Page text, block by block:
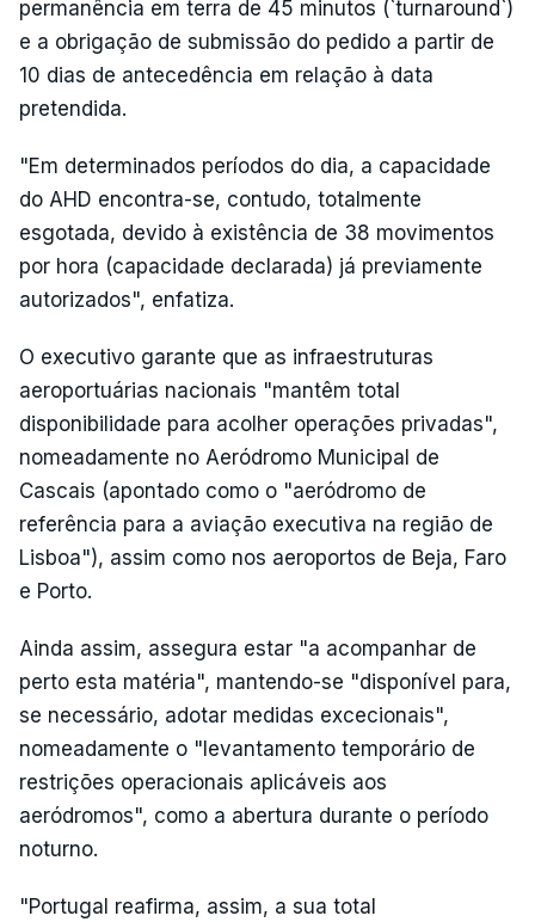
permanência em terra de 45 minutos (`turnaround`)
e a obrigação de submissão do pedido a partir de
10 dias de antecedência em relação à data
pretendida.
"Em determinados períodos do dia, a capacidade
do AHD encontra-se, contudo, totalmente
esgotada, devido à existência de 38 movimentos
por hora (capacidade declarada) já previamente
autorizados", enfatiza.
O executivo garante que as infraestruturas
aeroportuárias nacionais "mantêm total
disponibilidade para acolher operações privadas",
nomeadamente no Aeródromo Municipal de
Cascais (apontado como o "aeródromo de
referência para a aviação executiva na região de
Lisboa"), assim como nos aeroportos de Beja, Faro
e Porto.
Ainda assim, assegura estar "a acompanhar de
perto esta matéria", mantendo-se "disponível para,
se necessário, adotar medidas excecionais",
nomeadamente o "levantamento temporário de
restrições operacionais aplicáveis aos
aeródromos", como a abertura durante o período
noturno.
"Portugal reafirma, assim, a sua total